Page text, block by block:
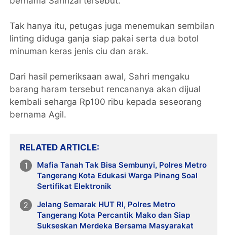
Tak hanya itu, petugas juga menemukan sembilan
linting diduga ganja siap pakai serta dua botol
minuman keras jenis ciu dan arak.
Dari hasil pemeriksaan awal, Sahri mengaku
barang haram tersebut rencananya akan dijual
kembali seharga Rp100 ribu kepada seseorang
bernama Agil.
RELATED ARTICLE
Mafia Tanah Tak Bisa Sembunyi, Polres Metro
Tangerang Kota Edukasi Warga Pinang Soal
Sertifikat Elektronik
Jelang Semarak HUT RI, Polres Metro
Tangerang Kota Percantik Mako dan Siap
Sukseskan Merdeka Bersama Masyarakat